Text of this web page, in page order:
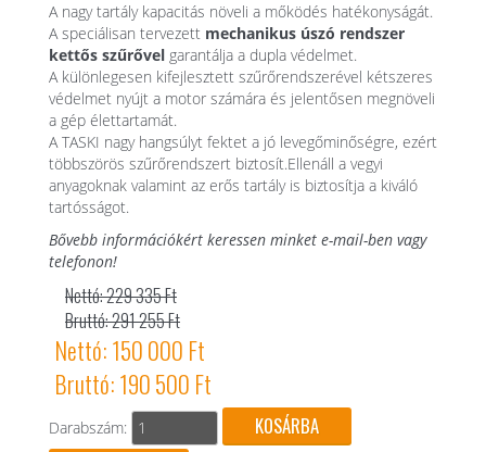
A nagy tartály kapacitás növeli a mőködés hatékonyságát.
A speciálisan tervezett mechanikus úszó rendszer
kettős szűrővel garantálja a dupla védelmet.
A különlegesen kifejlesztett szűrőrendszerével kétszeres
védelmet nyújt a motor számára és jelentősen megnöveli
a gép élettartamát.
A TASKI nagy hangsúlyt fektet a jó levegőminőségre, ezért
többszörös szűrőrendszert biztosít.Ellenáll a vegyi
anyagoknak valamint az erős tartály is biztosítja a kiváló
tartósságot.
Bővebb információkért keressen minket e-mail-ben vagy
telefonon!
Nettó: 229 335 Ft
Bruttó: 291 255 Ft
Nettó: 150 000 Ft
Bruttó: 190 500 Ft
Darabszám: